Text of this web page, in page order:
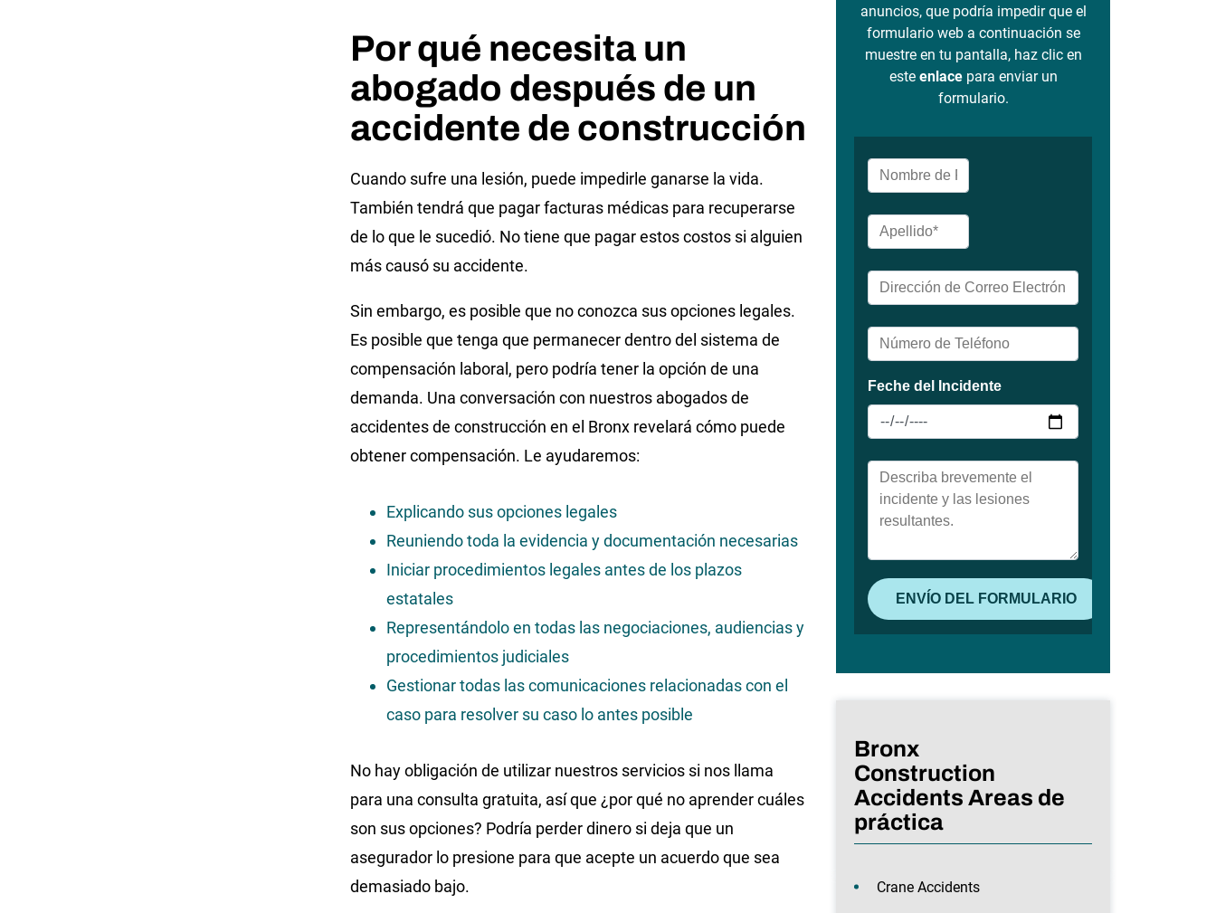
Por qué necesita un
abogado después de un
accidente de construcción
Cuando sufre una lesión, puede impedirle ganarse la vida.
También tendrá que pagar facturas médicas para recuperarse
de lo que le sucedió. No tiene que pagar estos costos si alguien
más causó su accidente.
Sin embargo, es posible que no conozca sus opciones legales.
Es posible que tenga que permanecer dentro del sistema de
compensación laboral, pero podría tener la opción de una
demanda. Una conversación con nuestros abogados de
accidentes de construcción en el Bronx revelará cómo puede
obtener compensación. Le ayudaremos:
Explicando sus opciones legales
Reuniendo toda la evidencia y documentación necesarias
Iniciar procedimientos legales antes de los plazos
estatales
Representándolo en todas las negociaciones, audiencias y
procedimientos judiciales
Gestionar todas las comunicaciones relacionadas con el
caso para resolver su caso lo antes posible
No hay obligación de utilizar nuestros servicios si nos llama
para una consulta gratuita, así que ¿por qué no aprender cuáles
son sus opciones? Podría perder dinero si deja que un
asegurador lo presione para que acepte un acuerdo que sea
demasiado bajo.
anuncios, que podría impedir que el
formulario web a continuación se
muestre en tu pantalla, haz clic en
este enlacepara enviar un
formulario.
Bronx
Construction
Accidents Areas de
práctica
Crane Accidents